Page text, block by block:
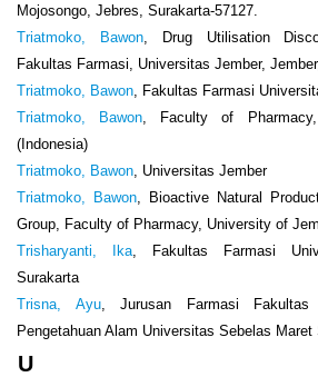
Mojosongo, Jebres, Surakarta-57127.
Triatmoko, Bawon, Drug Utilisation
Fakultas Farmasi, Universitas Jember,
Triatmoko, Bawon , Fakultas Farmasi
Triatmoko, Bawon , Faculty of
(Indonesia)
Triatmoko, Bawon , Universitas Jember
Triatmoko, Bawon , Bioactive Natural
Group, Faculty of Pharmacy, University of
Trisharyanti, Ika , Fakultas Farmasi
Surakarta
Trisna, Ayu, Jurusan Farmasi
Pengetahuan Alam Universitas Sebelas Maret
U